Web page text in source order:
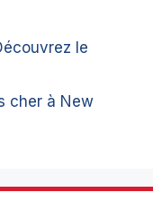
le
cher à New